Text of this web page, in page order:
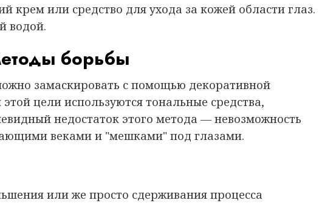
крем или средство для ухода за кожей области глаз.
водой.
борьбы
замаскировать с помощью декоративной
цели используются тональные средства,
недостаток этого метода — невозможность
веками и "мешками" под глазами.
или же просто сдерживания процесса